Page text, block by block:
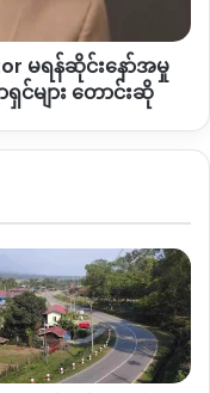
ထားတာဖြစ်ပါတယ်။
ေကူမြို့နယ်ကိုစစ်
တပ်တွေဘဆိုပါတယ်။
Copy URL
မရန်ဆိုင်းနော်အမှု
များ တောင်းဆို